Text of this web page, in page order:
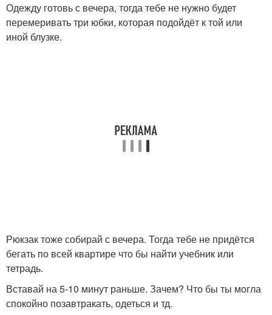
Одежду готовь с вечера, тогда тебе не нужно будет
перемеривать три юбки, которая подойдёт к той или
иной блузке.
Рюкзак тоже собирай с вечера. Тогда тебе не придётся
бегать по всей квартире что бы найти учебник или
тетрадь.
Вставай на 5-10 минут раньше. Зачем? Что бы ты могла
спокойно позавтракать, одеться и тд.